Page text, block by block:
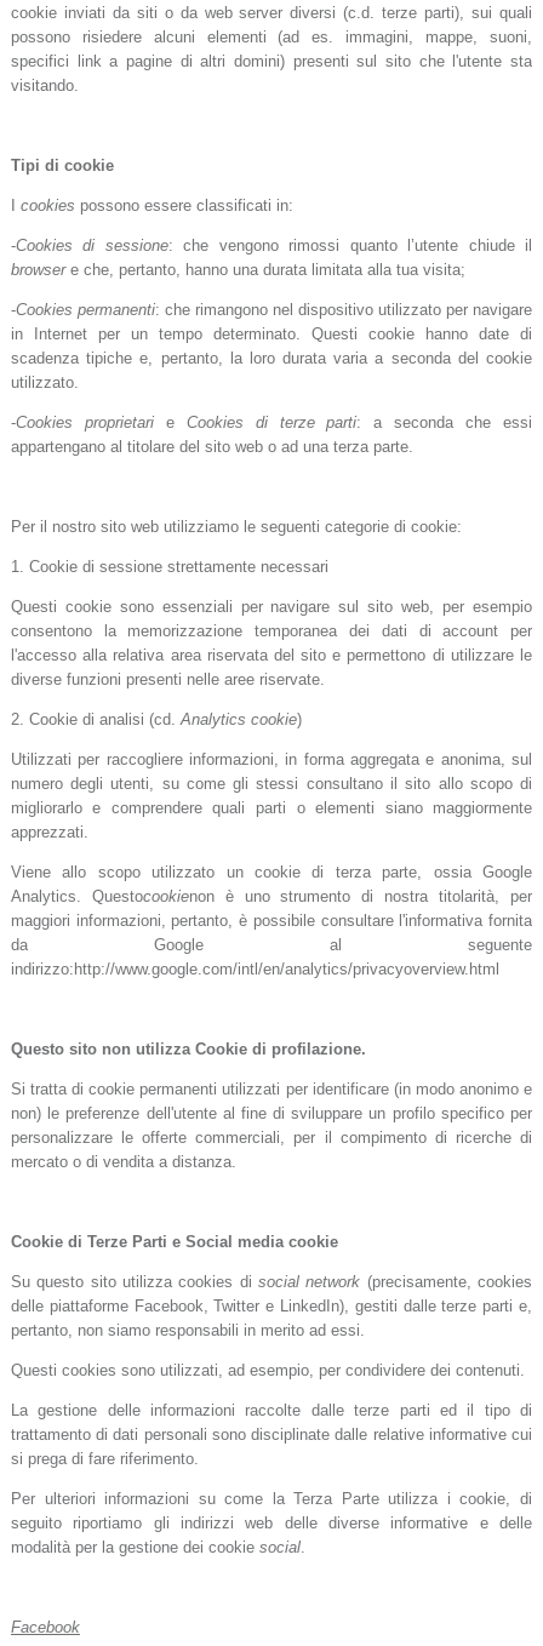
cookie inviati da siti o da web server diversi (c.d. terze parti), sui quali
possono risiedere alcuni elementi (ad es. immagini, mappe, suoni,
specifici link a pagine di altri domini) presenti sul sito che l'utente sta
visitando.
Tipi di cookie
cookies possono essere classificati in:
-Cookies di sessione: che vengono rimossi quanto l’utente chiude il
browsere che, pertanto, hanno una durata limitata alla tua visita;
-Cookies permanenti: che rimangono nel dispositivo utilizzato per navigare
in Internet per un tempo determinato. Questi cookie hanno date di
scadenza tipiche e, pertanto, la loro durata varia a seconda del cookie
utilizzato.
-Cookies proprietarie Cookies di terze parti: a seconda che essi
appartengano al titolare del sito web o ad una terza parte.
Per il nostro sito web utilizziamo le seguenti categorie di cookie:
1. Cookie di sessione strettamente necessari
Questi cookie sono essenziali per navigare sul sito web, per esempio
consentono la memorizzazione temporanea dei dati di account per
l'accesso alla relativa area riservata del sito e permettono di utilizzare le
diverse funzioni presenti nelle aree riservate.
2. Cookie di analisi (cd.Analytics cookie)
Utilizzati per raccogliere informazioni, in forma aggregata e anonima, sul
numero degli utenti, su come gli stessi consultano il sito allo scopo di
migliorarlo e comprendere quali parti o elementi siano maggiormente
apprezzati.
Viene allo scopo utilizzato un cookie di terza parte, ossia Google
Analytics. Questocookienon è uno strumento di nostra titolarità, per
maggiori informazioni, pertanto, è possibile consultare l'informativa fornita
da Google al seguente
indirizzo:http://www.google.com/intl/en/analytics/privacyoverview.html
Questo sito non utilizza Cookie di profilazione.
Si tratta di cookie permanenti utilizzati per identificare (in modo anonimo e
non) le preferenze dell'utente al fine di sviluppare un profilo specifico per
personalizzare le offerte commerciali, per il compimento di ricerche di
mercato o di vendita a distanza.
Cookie di Terze Parti e Social media cookie
Su questo sito utilizza cookies disocial network (precisamente, cookies
delle piattaforme Facebook, Twitter e LinkedIn), gestiti dalle terze parti e,
pertanto, non siamo responsabili in merito ad essi.
Questi cookies sono utilizzati, ad esempio, per condividere dei contenuti.
La gestione delle informazioni raccolte dalle terze parti ed il tipo di
trattamento di dati personali sono disciplinate dalle relative informative cui
si prega di fare riferimento.
Per ulteriori informazioni su come la Terza Parte utilizza i cookie, di
seguito riportiamo gli indirizzi web delle diverse informative e delle
modalità per la gestione dei cookie social.
Facebook